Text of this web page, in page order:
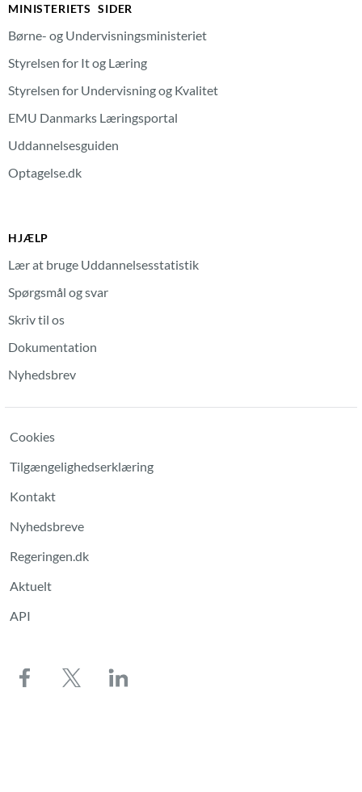
MINISTERIETS SIDER
Børne- og Undervisningsministeriet
Styrelsen for It og Læring
Styrelsen for Undervisning og Kvalitet
EMU Danmarks Læringsportal
Uddannelsesguiden
Optagelse.dk
HJÆLP
Lær at bruge Uddannelsesstatistik
Spørgsmål og svar
Skriv til os
Dokumentation
Nyhedsbrev
Cookies
Tilgængelighedserklæring
Kontakt
Nyhedsbreve
Regeringen.dk
Aktuelt
API